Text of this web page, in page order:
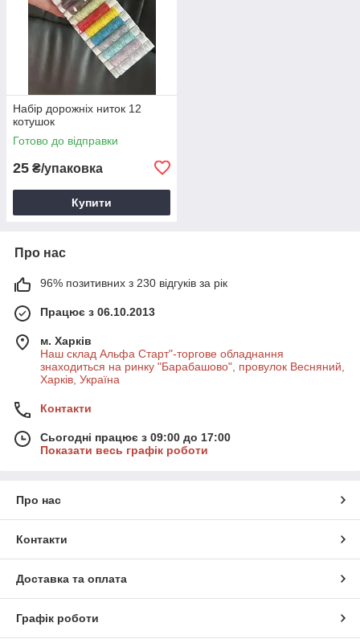
Набір дорожніх ниток 12
котушок
Готово до відправки
25 ₴/упаковка
Купити
Про нас
96% позитивних з 230 відгуків за рік
Працює з 06.10.2013
м. Харків
Наш склад Альфа Старт"-торгове обладнання
знаходиться на ринку "Барабашово", провулок Весняний,
Харків, Україна
Контакти
Сьогодні працює з 09:00 до 17:00
Показати весь графік роботи
Про нас
Контакти
Доставка та оплата
Графік роботи